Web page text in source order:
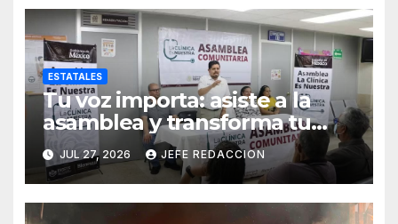
ESTATALES
Tu voz importa: asiste a la
asamblea y transforma tu
clínica del IMSS-Bienestar
JUL 27, 2026 JEFE REDACCION